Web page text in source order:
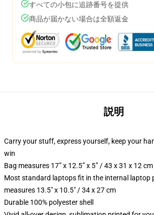
すべての小包に追跡番号を提供
商品が届かない場合は全額返金
説明
Carry your stuff, express yourself, keep your
win
Bag measures 17” x 12.5” x 5” / 43 x 31 x 12 cm
Most standard laptops fit in the internal laptop
measures 13.5" x 10.5" / 34 x 27 cm
Durable 100% polyester shell